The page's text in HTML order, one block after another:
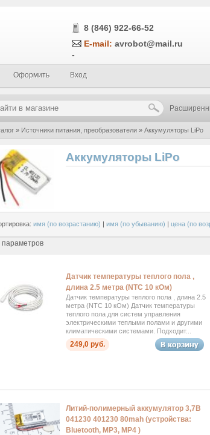
8 (846) 922-66-52
E-mail: avrobot@mail.ru
-
Оформить Вход
» Источники питания, преобразователи » Аккумуляторы LiPo
Аккумуляторы LiPo
имя (по возрастанию) | имя (по убыванию) | цена (по
параметров
Датчик температуры теплого пола ,
длина 2.5 метра (NTC 10 кОм)
Датчик температуры теплого пола , длина 2.5
метра (NTC 10 кОм) Датчик температуры
теплого пола для систем управления
электрическими теплыми полами и другими
климатическими системами. Подходит...
249,0 руб.
Литий-полимерный аккумулятор 3,7В
041230 401230 80mah (устройства:
Bluetooth, MP3, MP4 )